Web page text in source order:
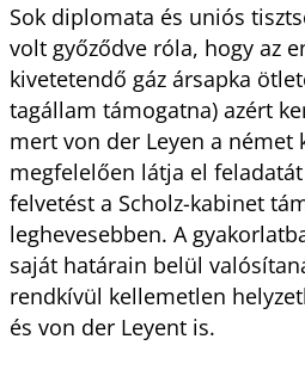
Sok diplomata és uniós
volt győződve róla, hogy az
kivetetendő gáz ársapka
tagállam támogatna) azért
mert von der Leyen a német
megfelelően látja el
felvetést a Scholz-kabinet
leghevesebben. A
saját határain belül
rendkívül kellemetlen
és von der Leyent is.